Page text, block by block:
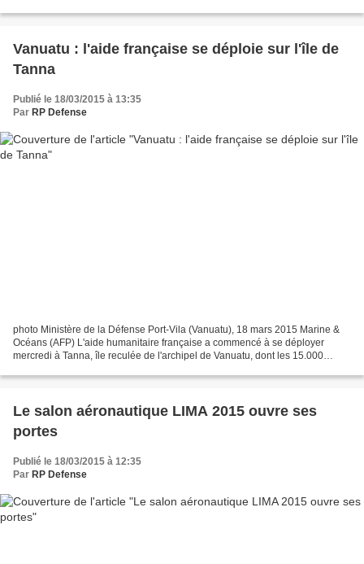
Vanuatu : l'aide française se déploie sur l'île de
Tanna
Publié le 18/03/2015 à 13:35
Par RP Defense
photo Ministère de la Défense Port-Vila (Vanuatu), 18 mars 2015 Marine &
Océans (AFP) L'aide humanitaire française a commencé à se déployer
mercredi à Tanna, île reculée de l'archipel de Vanuatu, dont les 15.000
Le salon aéronautique LIMA 2015 ouvre ses
portes
Publié le 18/03/2015 à 12:35
Par RP Defense